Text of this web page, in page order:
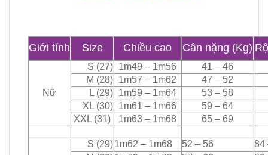
Giới tính Size Chiều cao Cân nặng (Kg)
Nữ
S (27) 1m49 – 1m56
41 – 46
M (28) 1m57 – 1m62
47 – 52
L (29) 1m59 – 1m64
53 – 58
XL (30) 1m61 – 1m66
59 – 64
XXL (31)
1m63 – 1m68 65 – 69
S (29)1m62 – 1m68 52 – 56
84